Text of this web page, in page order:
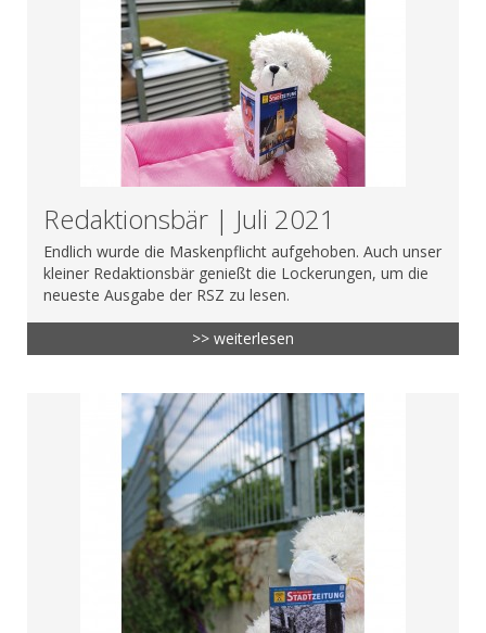
Redaktionsbär | Juli 2021
Endlich wurde die Maskenpflicht aufgehoben. Auch unser
kleiner Redaktionsbär genießt die Lockerungen, um die
neueste Ausgabe der RSZ zu lesen.
>> weiterlesen